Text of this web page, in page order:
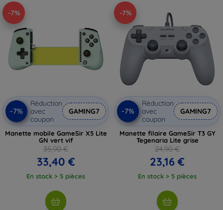
-7%
-7%
Réduction
avec
coupon
GAMING7
Manette mobile GameSir X5 Lite
GN vert vif
35,90 €
33,40 €
En stock > 5 pièces
-7%
-7%
Réduction
avec
coupon
GAMING7
Manette filaire GameSir T3 GY
Tegenaria Lite grise
24,90 €
23,16 €
En stock > 5 pièces